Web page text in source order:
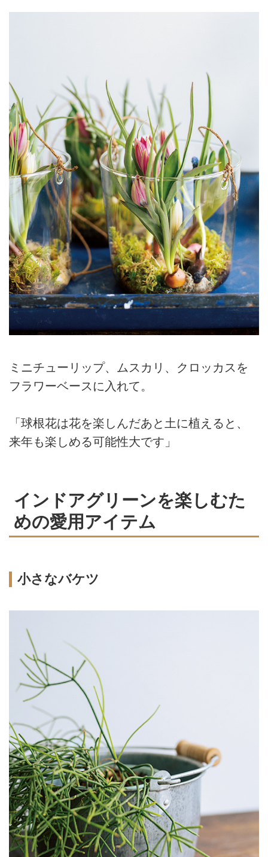
ミニチューリップ、ムスカリ、クロッカスを
フラワーベースに入れて。
「球根花は花を楽しんだあと土に植えると、
来年も楽しめる可能性大です」
インドアグリーンを楽しむた
めの愛用アイテム
小さなバケツ